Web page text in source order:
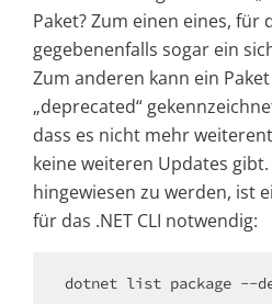
Paket? Zum einen eines, für
gegebenenfalls sogar ein
Zum anderen kann ein
„deprecated“
dass es nicht mehr
keine weiteren Updates
hingewiesen zu werden, ist
für das .NET CLI notwendig: